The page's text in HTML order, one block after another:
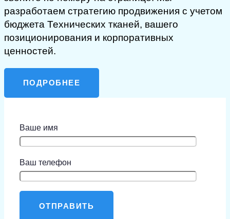
разработаем стратегию продвижения с учетом
бюджета Технических тканей, вашего
позиционирования и корпоративных
ценностей.
ПОДРОБНЕЕ
Ваше имя
Ваш телефон